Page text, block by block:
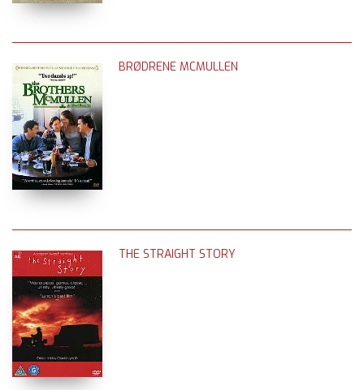
BRØDRENE MCMULLEN
THE STRAIGHT STORY